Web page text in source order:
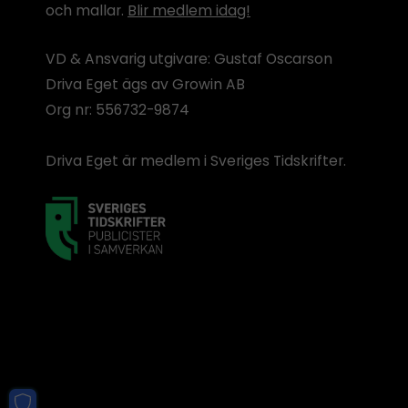
och mallar. Blir medlem idag!
VD & Ansvarig utgivare: Gustaf Oscarson
Driva Eget ägs av Growin AB
Org nr: 556732-9874
Driva Eget är medlem i Sveriges Tidskrifter.